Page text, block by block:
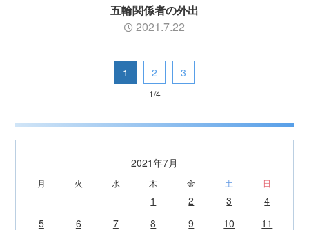
五輪関係者の外出
2021.7.22
1 2 3
1/4
2021年7月
月 火 水 木 金 土 日
1 2 3
4
5
6 7 8 9 10
11